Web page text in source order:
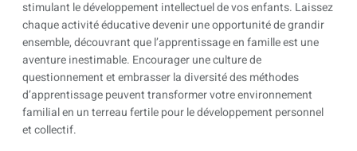
stimulant le développement intellectuel de vos enfants. Laissez
chaque activité éducative devenir une opportunité de grandir
ensemble, découvrant que l’apprentissage en famille est une
aventure inestimable. Encourager une culture de
questionnement et embrasser la diversité des méthodes
d’apprentissage peuvent transformer votre environnement
familial en un terreau fertile pour le développement personnel
et collectif.